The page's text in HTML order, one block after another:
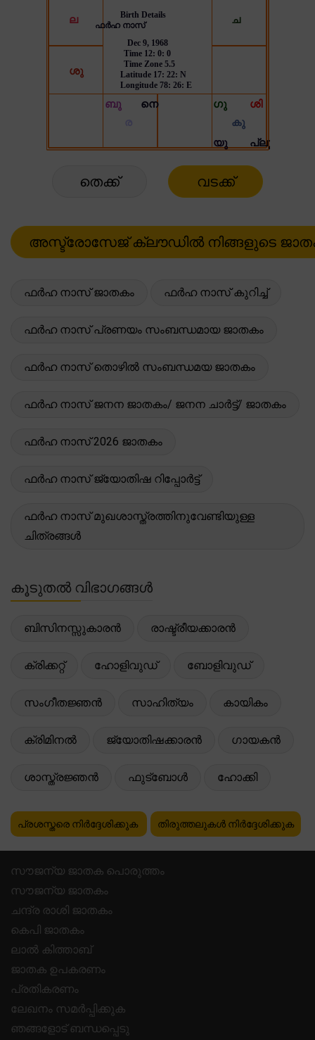
തെക്ക് വടക്ക്
ഫർഹ നാസ് ജാതകം ഫർഹ നാസ് കുറിച്ച്
ഫർഹ നാസ് പ്രണയം സംബന്ധമായ ജാതകം
ഫർഹ നാസ് തൊഴിൽ സംബന്ധമയ ജാതകം
ഫർഹ നാസ് ജനന ജാതകം/ ജനന ചാർട്ട്/ ജാതകം
ഫർഹ നാസ് 2026 ജാതകം
ഫർഹ നാസ് ജ്യോതിഷ റിപ്പോർട്ട്
ഫർഹ നാസ് മുഖശാസ്ത്രത്തിനുവേണ്ടിയുള്ള
ചിത്രങ്ങൾ
കൂടുതൽ വിഭാഗങ്ങൾ
ബിസിനസ്സുകാരൻ രാഷ്ട്രീയക്കാരൻ
ക്രിക്കറ്റ് ഹോളിവുഡ് ബോളിവുഡ്
സംഗീതജ്ഞൻ സാഹിത്യം കായികം
ക്രിമിനൽ ജ്യോതിഷക്കാരൻ ഗായകൻ
ശാസ്ത്രജ്ഞൻ ഫുട്ബോൾ ഹോക്കി
പ്രശസ്തരെ നിർദ്ദേശിക്കുക തിരുത്തലുകൾ നിർദ്ദേശിക്കുക
സൗജന്യ ജാതക പൊരുത്തം
സൗജന്യ ജാതകം
ചന്ദ്ര രാശി ജാതകം
കെപി ജാതകം
ലാൽ കിത്താബ്
ജാതക ഉപകരണം
പ്രതികരണം
ലേഖനം സമർപ്പിക്കുക
ഞങ്ങളോട് ബന്ധപ്പെടു